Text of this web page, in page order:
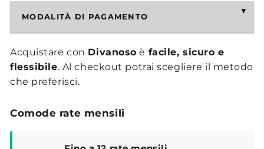
MODALITÀ DI PAGAMENTO
Acquistare con Divanoso è facile, sicuro e
flessibile. Al checkout potrai scegliere il metodo
che preferisci.
Comode rate mensili